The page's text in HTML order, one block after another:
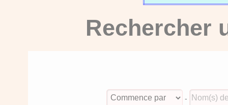
Rechercher
-